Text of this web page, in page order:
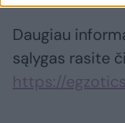
Daugiau
sąlygas rasite
https://